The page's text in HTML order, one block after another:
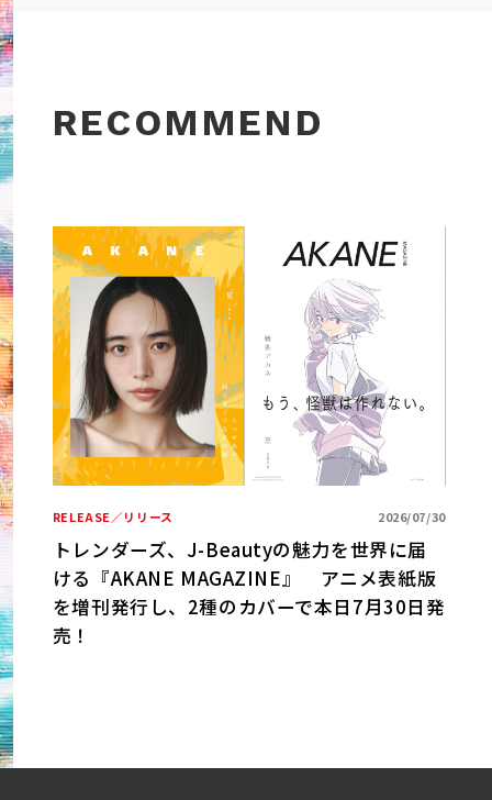
RECOMMEND
RELEASE／リリース 2026/07/30
トレンダーズ、J-Beautyの魅力を世界に届
ける『AKANE MAGAZINE』 アニメ表紙版
を増刊発行し、2種のカバーで本日7月30日発
売！